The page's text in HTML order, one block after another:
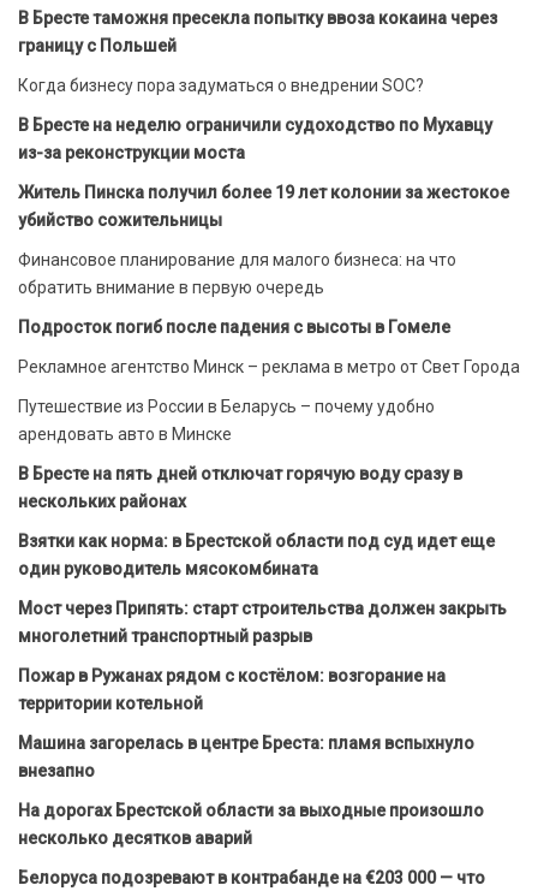
В Бресте таможня пресекла попытку ввоза кокаина через
границу с Польшей
Когда бизнесу пора задуматься о внедрении SOC?
В Бресте на неделю ограничили судоходство по Мухавцу
из-за реконструкции моста
Житель Пинска получил более 19 лет колонии за жестокое
убийство сожительницы
Финансовое планирование для малого бизнеса: на что
обратить внимание в первую очередь
Подросток погиб после падения с высоты в Гомеле
Рекламное агентство Минск – реклама в метро от Свет Города
Путешествие из России в Беларусь – почему удобно
арендовать авто в Минске
В Бресте на пять дней отключат горячую воду сразу в
нескольких районах
Взятки как норма: в Брестской области под суд идет еще
один руководитель мясокомбината
Мост через Припять: старт строительства должен закрыть
многолетний транспортный разрыв
Пожар в Ружанах рядом с костёлом: возгорание на
территории котельной
Машина загорелась в центре Бреста: пламя вспыхнуло
внезапно
На дорогах Брестской области за выходные произошло
несколько десятков аварий
Белоруса подозревают в контрабанде на €203 000 — что